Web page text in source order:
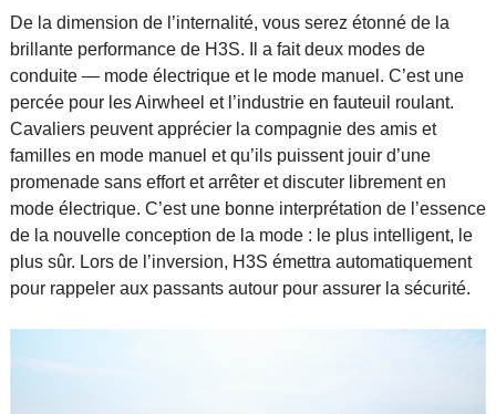
De la dimension de l’internalité, vous serez étonné de la
brillante performance de H3S. Il a fait deux modes de
conduite — mode électrique et le mode manuel. C’est une
percée pour les Airwheel et l’industrie en fauteuil roulant.
Cavaliers peuvent apprécier la compagnie des amis et
familles en mode manuel et qu’ils puissent jouir d’une
promenade sans effort et arrêter et discuter librement en
mode électrique. C’est une bonne interprétation de l’essence
de la nouvelle conception de la mode : le plus intelligent, le
plus sûr. Lors de l’inversion, H3S émettra automatiquement
pour rappeler aux passants autour pour assurer la sécurité.